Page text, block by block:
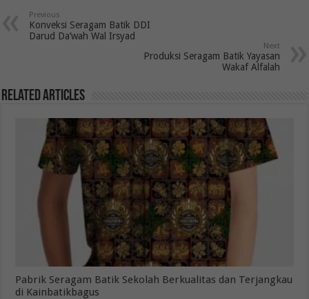
Previous
Konveksi Seragam Batik DDI
Darud Da’wah Wal Irsyad
Next
Produksi Seragam Batik Yayasan
Wakaf Alfalah
Related Articles
Pabrik Seragam Batik Sekolah Berkualitas dan Terjangkau
di Kainbatikbagus